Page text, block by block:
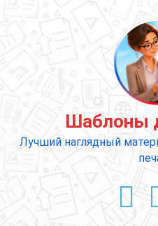
содержимому
Шаблоны
Лучший наглядный